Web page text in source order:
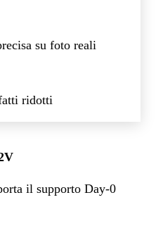
su foto reali
ridotti
il supporto Day-0